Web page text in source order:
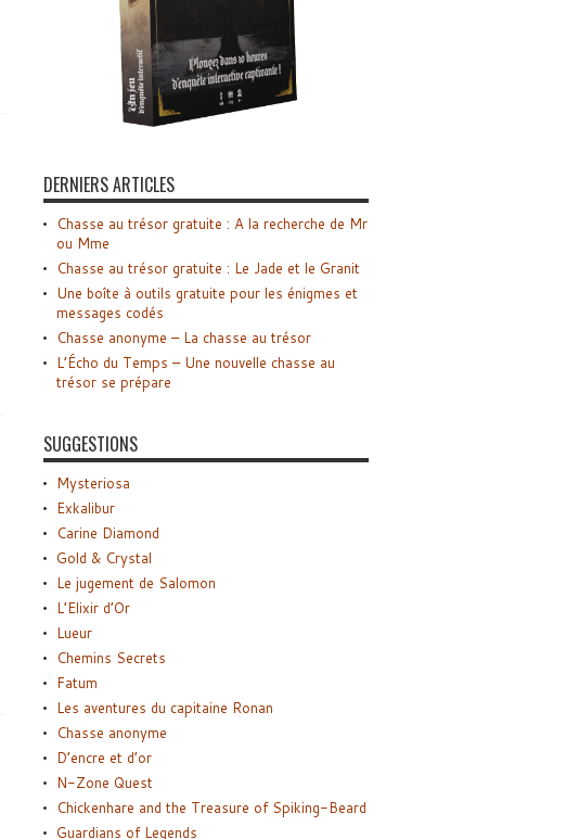
DERNIERS ARTICLES
Chasse au trésor gratuite : A la recherche de Mr
ou Mme
Chasse au trésor gratuite : Le Jade et le Granit
Une boîte à outils gratuite pour les énigmes et
messages codés
Chasse anonyme – La chasse au trésor
L’Écho du Temps – Une nouvelle chasse au
trésor se prépare
SUGGESTIONS
Mysteriosa
Exkalibur
Carine Diamond
Gold & Crystal
Le jugement de Salomon
L’Elixir d’Or
Lueur
Chemins Secrets
Fatum
Les aventures du capitaine Ronan
Chasse anonyme
D’encre et d’or
N-Zone Quest
Chickenhare and the Treasure of Spiking-Beard
Guardians of Legends